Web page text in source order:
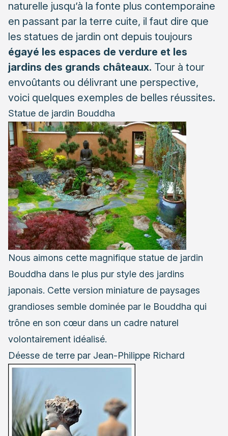
naturelle jusqu’à la fonte plus contemporaine
en passant par la terre cuite, il faut dire que
les statues de jardin ont depuis toujours
égayé les espaces de verdure et les
jardins des grands châteaux. Tour à tour
envoûtants ou délivrant une perspective,
voici quelques exemples de belles réussites.
Statue de jardin Bouddha
Nous aimons cette magnifique statue de jardin
Bouddha dans le plus pur style des jardins
japonais. Cette version miniature de paysages
grandioses semble dominée par le Bouddha qui
trône en son cœur dans un cadre naturel
volontairement idéalisé.
Déesse de terre par Jean-Philippe Richard
Petit Buddha
Chérubin musicien